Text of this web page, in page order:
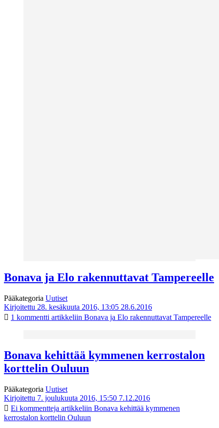
Bonava ja Elo rakennuttavat Tampereelle
Pääkategoria Uutiset
Kirjoitettu 28. kesäkuuta 2016, 13:05 28.6.2016
1 kommentti artikkeliin Bonava ja Elo rakennuttavat Tampereelle
Bonava kehittää kymmenen kerrostalon
korttelin Ouluun
Pääkategoria Uutiset
Kirjoitettu 7. joulukuuta 2016, 15:50 7.12.2016
Ei kommentteja artikkeliin Bonava kehittää kymmenen
kerrostalon korttelin Ouluun